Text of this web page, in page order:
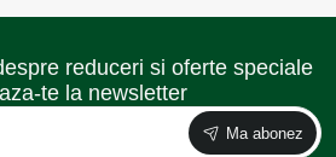
reduceri si oferte speciale
te la newsletter
Ma abonez